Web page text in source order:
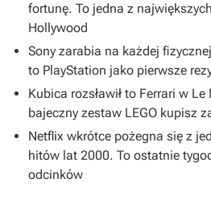
fortunę. To jedna z
Hollywood
Sony zarabia na każdej
to PlayStation jako pierwsze
Kubica rozsławił to Ferrari w
bajeczny zestaw LEGO kupisz
Netflix wkrótce pożegna się z
hitów lat 2000. To ostatnie
odcinków